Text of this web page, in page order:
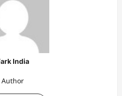
India
Author